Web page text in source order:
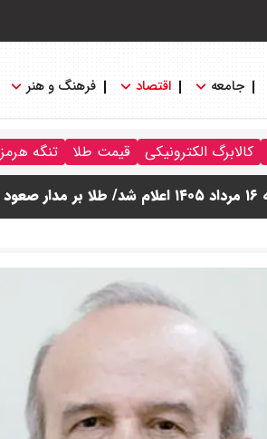
جامعه اقتصاد فرهنگ و هنر
کالابرگ الکترونیکی قیمت طلا
تنگه هرمز